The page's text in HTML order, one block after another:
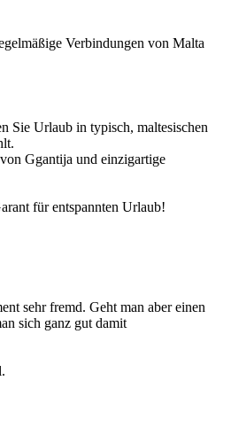
Verbindungen von Malta
Sie Urlaub in typisch, maltesischen
Ggantija und einzigartige
für entspannten Urlaub!
sehr fremd. Geht man aber einen
sich ganz gut damit